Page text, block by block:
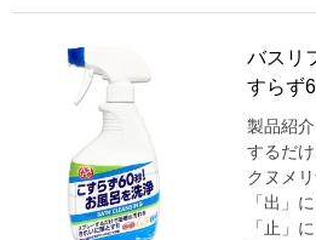
バスリ
すらず
製品紹
するだ
クヌメ
「出」
「止」